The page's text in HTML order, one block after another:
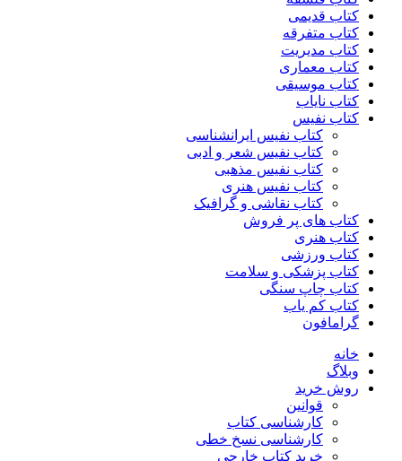
کتاب قدیمی
کتاب متفرقه
کتاب مدیریت
کتاب معماری
کتاب موسیقی
کتاب نایاب
کتاب نفیس
کتاب نفیس ایرانشناسی
کتاب نفیس شعر و ادبی
کتاب نفیس مذهبی
کتاب نفیس هنری
کتاب نقاشی و گرافیک
کتاب های پر فروش
کتاب هنری
کتاب ورزشی
کتاب پزشکی و سلامت
کتاب چاپ سنگی
کتاب کم یاب
گرامافون
خانه
وبلاگ
روش خرید
قوانین
کارشناسی کتاب
کارشناسی نسخ خطی
خرید کتاب خارجی